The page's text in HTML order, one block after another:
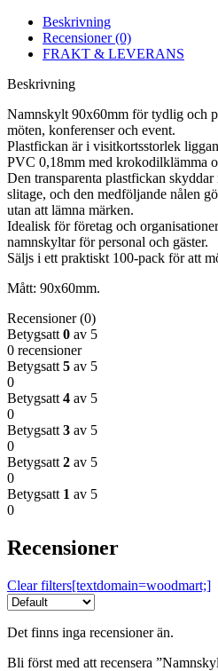
Beskrivning
Recensioner (0)
FRAKT & LEVERANS
Beskrivning
Namnskylt 90x60mm för tydlig och
möten, konferenser och event.
Plastfickan är i visitkortsstorlek
PVC 0,18mm med krokodilklämma
Den transparenta plastfickan
slitage, och den medföljande nålen
utan att lämna märken.
Idealisk för företag och
namnskyltar för personal och gäster.
Säljs i ett praktiskt 100-pack för att
Mått: 90x60mm.
Recensioner (0)
Betygsatt 0 av 5
0 recensioner
Betygsatt 5 av 5
0
Betygsatt 4 av 5
0
Betygsatt 3 av 5
0
Betygsatt 2 av 5
0
Betygsatt 1 av 5
0
Recensioner
Clear filters[textdomain=woodmart;]
Det finns inga recensioner än.
Bli först med att recensera